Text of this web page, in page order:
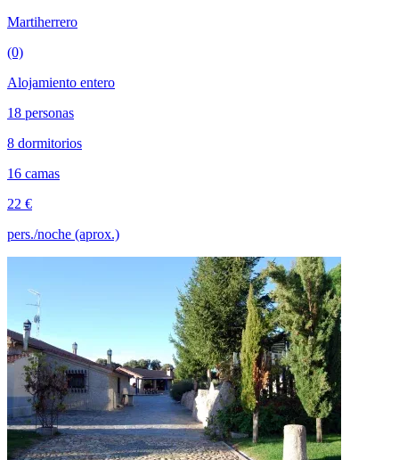
Martiherrero
(0)
Alojamiento entero
18 personas
8 dormitorios
16 camas
22 €
pers./noche (aprox.)